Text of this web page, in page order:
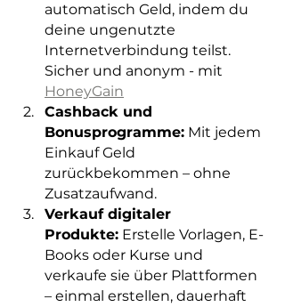
automatisch Geld, indem du
deine ungenutzte
Internetverbindung teilst.
Sicher und anonym - mit
HoneyGain
Cashback und
Bonusprogramme: Mit jedem
Einkauf Geld
zurückbekommen – ohne
Zusatzaufwand.
Verkauf digitaler
Produkte: Erstelle Vorlagen, E-
Books oder Kurse und
verkaufe sie über Plattformen
– einmal erstellen, dauerhaft